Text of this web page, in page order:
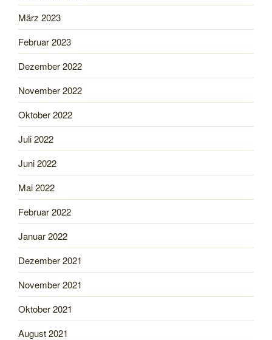
März 2023
Februar 2023
Dezember 2022
November 2022
Oktober 2022
Juli 2022
Juni 2022
Mai 2022
Februar 2022
Januar 2022
Dezember 2021
November 2021
Oktober 2021
August 2021